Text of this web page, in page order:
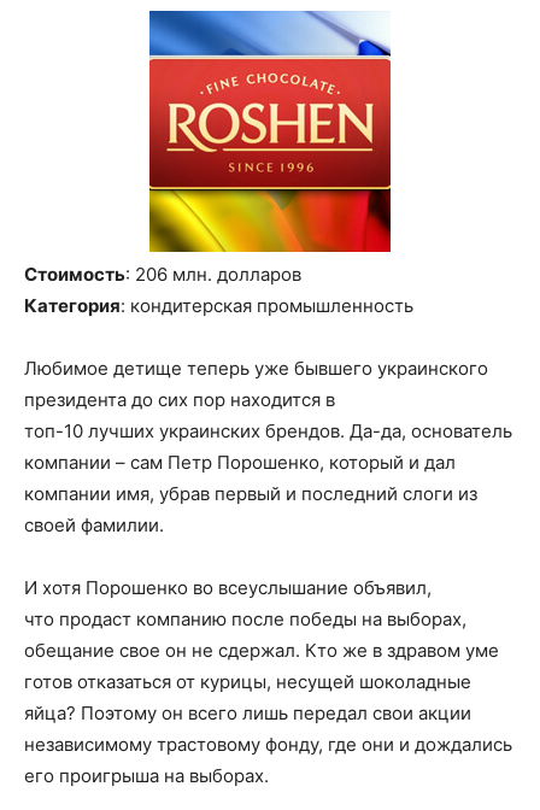
Стоимость: 206 млн. долларов
Категория: кондитерская промышленность
Любимое детище теперь уже бывшего украинского
президента до сих пор находится в
топ-10 лучших украинских брендов. Да-да, основатель
компании – сам Петр Порошенко, который и дал
компании имя, убрав первый и последний слоги из
своей фамилии.
И хотя Порошенко во всеуслышание объявил,
что продаст компанию после победы на выборах,
обещание свое он не сдержал. Кто же в здравом уме
готов отказаться от курицы, несущей шоколадные
яйца? Поэтому он всего лишь передал свои акции
независимому трастовому фонду, где они и дождались
его проигрыша на выборах.